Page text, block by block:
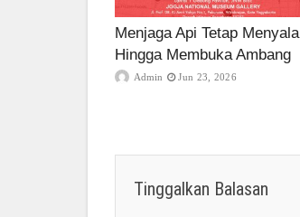
Menjaga Api Tetap Menyala
Hingga Membuka Ambang
Admin Jun 23, 2026
Tinggalkan Balasan